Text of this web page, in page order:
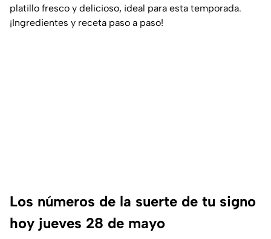
platillo fresco y delicioso, ideal para esta temporada.
¡Ingredientes y receta paso a paso!
Los números de la suerte de tu signo
hoy jueves 28 de mayo